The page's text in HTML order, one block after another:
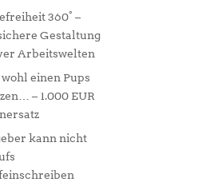
360° –
Gestaltung
Arbeitswelten
einen Pups
– 1.000 EUR
kann nicht